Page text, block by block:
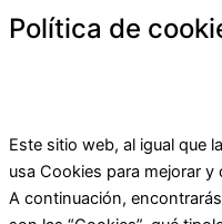
Política de
Este sitio web, al igual que
usa Cookies para mejorar y
A continuación,